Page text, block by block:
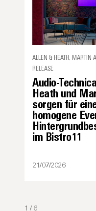
ALLEN & HEATH, MARTIN
RELEASE
Audio-
Heath und
sorgen für
homogene
im Bistro11
21/07/2026
1 / 6